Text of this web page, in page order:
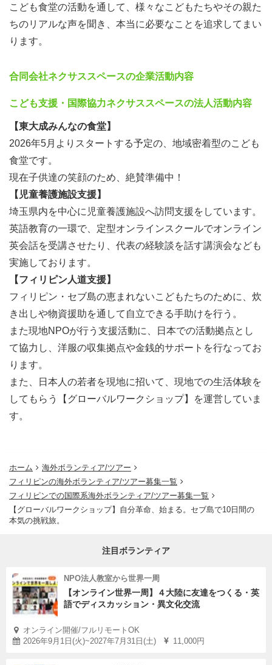
ーバルワークショップ参加認定証」を最終日に差し上げま
す。
自分の武器を手に入れたい方にもおすすめですよ！
同世代のリーダーが完全サポート
起案者の弊団体代表と、セブ島に何度も渡航している皆さ
んと年齢の近いリーダーが皆さんの活動を引率、フルサポ
ートしますので、ぜひ頼ってくださいね！
でも一つだけ約束してください！このワークショップは常
に自発的な行動をして行くことを目的としています！
なので頼りっぱなしではなく、一歩踏みだす努力をしてい
きましょう！
「これから自分を変えたい！」
「一歩踏み出したい！」
という方はぜひセブ島に足を踏み入れましょう！
個別オンライン説明会！毎日実施中！
本ページからお問い合わせいただいた方へ、個別説明会の
日程についてご連絡をさせていただきます。
メールが届きましたらご返信をよろしくお願いします！
こども食堂の活動を通して、様々なこどもたちやその親た
ちのリアルな声を聞き、本当に必要なことを追求してまい
ります。
合同会社ネクサススペースの企業活動内容
こども支援・国際協力ネクサススペースの法人活動内容
【東大成みんなの食堂】
2026年5月よりスタートする予定の、地域密着型のこども
食堂です。
現在子供達の笑顔のため、絶賛準備中！
【児童養護施設支援】
埼玉県内を中心に児童養護施設へ訪問支援をしています。
英語教育の一環で、定型オンラインスクールでオンライン
英会話を受講させたり、代表の経験談を話す講演会なども
実施しております。
【フィリピン人道支援】
フィリピン・セブ島の恵まれないこどもたちのために、炊
き出しや物資援助を通して自立できる手助けを行う。
また現地NPOが行う支援活動に、日本での活動拠点とし
て協力し、洋服の収集拠点や金銭的サポートを行なってお
ります。
また、日本人の若者を現地に招いて、現地での生活体験を
してもらう【グローバルワークショップ】を運営していま
す。
ホーム
海外ボランティア/ツアー
フィリピンの海外ボランティア/ツアー募集一覧
フィリピンでの国際系海外ボランティア/ツアー募集一覧
【グローバルワークショップ】自分革命、始まる。セブ島で10日間の
本気の挑戦旅。
注目ボランティア
NPO法人教室から世界一周
【オンライン世界一周】４大陸に友達をつくる・英
語でディスカッション・異文化交流
オンライン開催/フルリモートOK
2026年9月1日(火)~2027年7月31日(土)
11,000円